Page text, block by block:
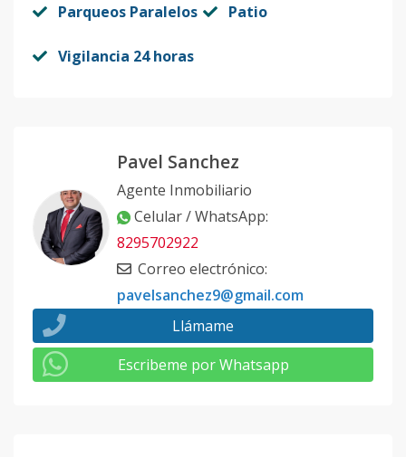
Parqueos Paralelos Patio
Vigilancia 24 horas
Pavel Sanchez
Agente Inmobiliario
Celular / WhatsApp:
8295702922
Correo electrónico:
pavelsanchez9@gmail.com
Llámame
Escribeme por Whatsapp